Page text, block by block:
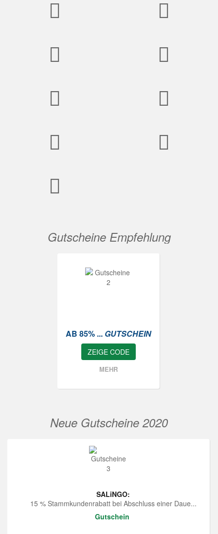
Gutscheine Empfehlung
AB 85% ... GUTSCHEIN
ZEIGE CODE
MEHR
Neue Gutscheine 2020
SALiNGO:
15 % Stammkundenrabatt bei Abschluss einer Daue...
Gutschein